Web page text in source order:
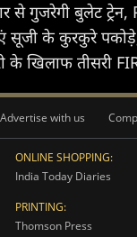
से गुजरेगी बुलेट
सूजी के कुरकुरे
खिलाफ तीसरी
Advertise with us
ONLINE SHOPPING:
India Today Diaries
PRINTING:
Thomson Press